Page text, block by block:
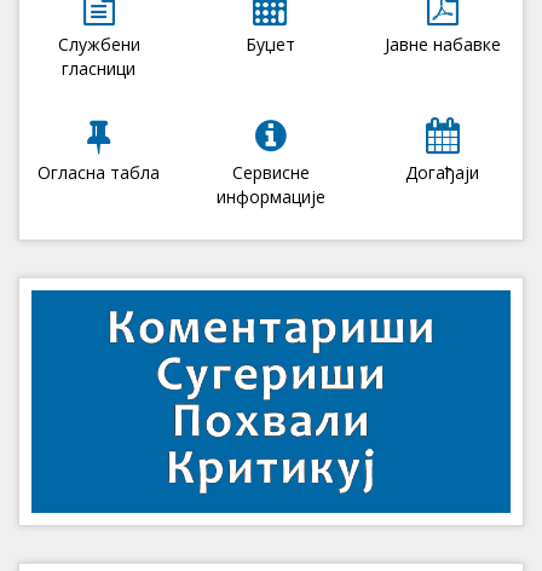
Службени
гласници
Буџет Јавне набавке
Огласна табла
Сервисне
информације
Догађаји